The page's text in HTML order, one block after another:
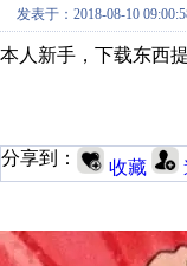
发表于：2018-08-10
本人新手，下载东西
分享到： 收藏